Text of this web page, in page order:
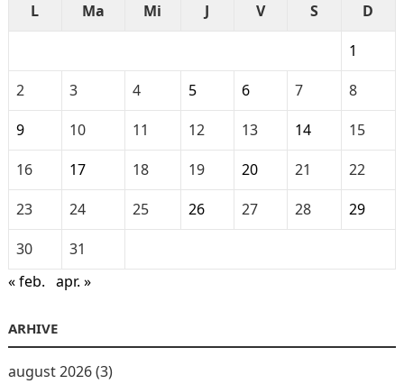
L
Ma Mi J V S
D
1
2
3 4 5 6 7
8
9
10 11 12 13 14
15
16
17 18 19 20 21
22
23
24 25 26 27 28
29
30
31
« feb. apr. »
ARHIVE
august 2026(3)